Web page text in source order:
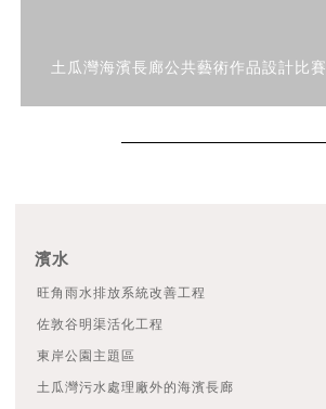
土瓜灣海濱長廊公共藝術作品設計比賽
濱水
旺角雨水排放系統改善工程
佐敦谷明渠活化工程
東岸公園主題區
土瓜灣污水處理廠外的海濱長廊